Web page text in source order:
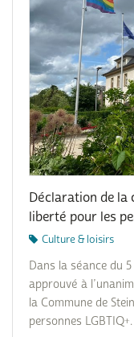
Déclaration de la
liberté pour les
Culture & loisirs
Dans la séance du
approuvé à
la Commune de
personnes